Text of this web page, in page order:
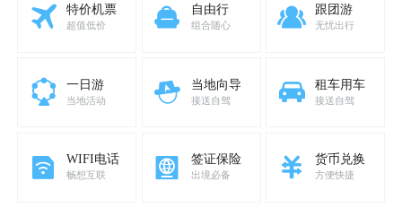
特价机票
超值低价
自由行
组合随心
跟团游
无忧出行
一日游
当地活动
当地向导
接送自驾
租车用车
接送自驾
WIFI电话
畅想互联
签证保险
出境必备
货币兑换
方便快捷